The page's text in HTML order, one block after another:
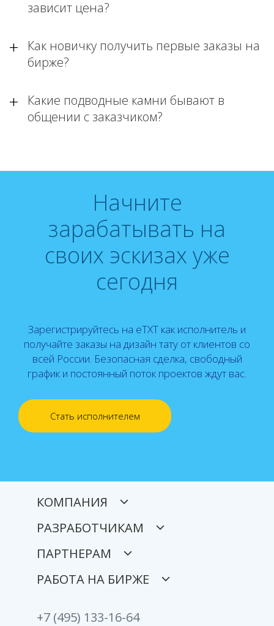
зависит цена?
Как новичку получить первые заказы на
бирже?
Какие подводные камни бывают в
общении с заказчиком?
Начните
зарабатывать на
своих эскизах уже
сегодня
Зарегистрируйтесь на eTXT как исполнитель и
получайте заказы на дизайн тату от клиентов со
всей России. Безопасная сделка, свободный
график и постоянный поток проектов ждут вас.
Стать исполнителем
КОМПАНИЯ
РАЗРАБОТЧИКАМ
ПАРТНЕРАМ
РАБОТА НА БИРЖЕ
+7 (495) 133-16-64